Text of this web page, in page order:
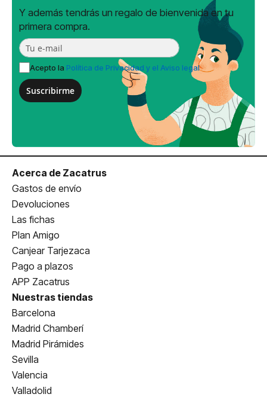
Y además tendrás un regalo de bienvenida en tu
primera compra.
Acepto la Política de Privacidad y el Aviso legal
Suscribirme
Acerca de Zacatrus
Gastos de envío
Devoluciones
Las fichas
Plan Amigo
Canjear Tarjezaca
Pago a plazos
APP Zacatrus
Nuestras tiendas
Barcelona
Madrid Chamberí
Madrid Pirámides
Sevilla
Valencia
Valladolid